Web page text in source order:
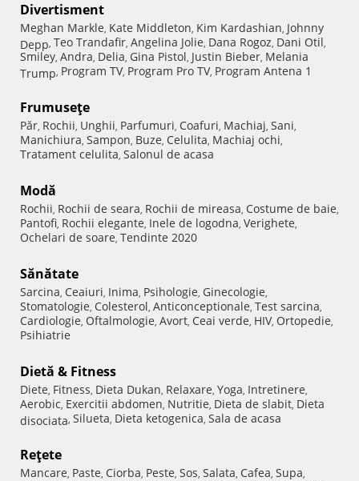
Divertisment
Meghan Markle, Kate Middleton, Kim Kardashian, Johnny
Depp, Teo Trandafir, Angelina Jolie, Dana Rogoz, Dani Otil,
Smiley, Andra, Delia, Gina Pistol, Justin Bieber, Melania
Trump, Program TV, Program Pro TV, Program Antena 1
Frumuseţe
Păr, Rochii, Unghii, Parfumuri, Coafuri, Machiaj, Sani,
Manichiura, Sampon, Buze, Celulita, Machiaj ochi,
Tratament celulita, Salonul de acasa
Modă
Rochii, Rochii de seara, Rochii de mireasa, Costume de baie,
Pantofi, Rochii elegante, Inele de logodna, Verighete,
Ochelari de soare, Tendinte 2020
Sănătate
Sarcina, Ceaiuri, Inima, Psihologie, Ginecologie,
Stomatologie, Colesterol, Anticonceptionale, Test sarcina,
Cardiologie, Oftalmologie, Avort, Ceai verde, HIV, Ortopedie,
Psihiatrie
Dietă & Fitness
Diete, Fitness, Dieta Dukan, Relaxare, Yoga, Intretinere,
Aerobic, Exercitii abdomen, Nutritie, Dieta de slabit, Dieta
disociata, Silueta, Dieta ketogenica, Sala de acasa
Reţete
Mancare, Paste, Ciorba, Peste, Sos, Salata, Cafea, Supa,